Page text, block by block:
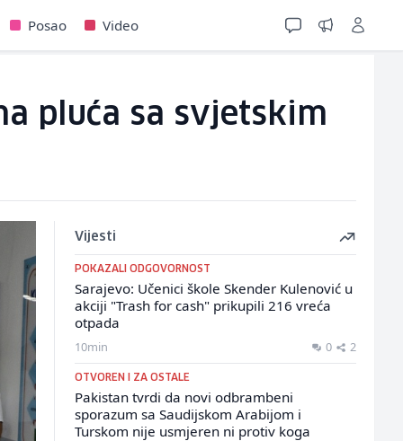
Posao Video
pluća sa svjetskim
Vijesti
POKAZALI ODGOVORNOST
Sarajevo: Učenici škole Skender Kulenović u
akciji "Trash for cash" prikupili 216 vreća
otpada
10min 0 2
OTVOREN I ZA OSTALE
Pakistan tvrdi da novi odbrambeni
sporazum sa Saudijskom Arabijom i
Turskom nije usmjeren ni protiv koga